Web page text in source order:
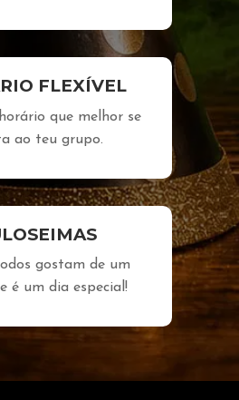
FLEXÍVEL
que melhor se
ao teu grupo.
gostam de um
é um dia especial!